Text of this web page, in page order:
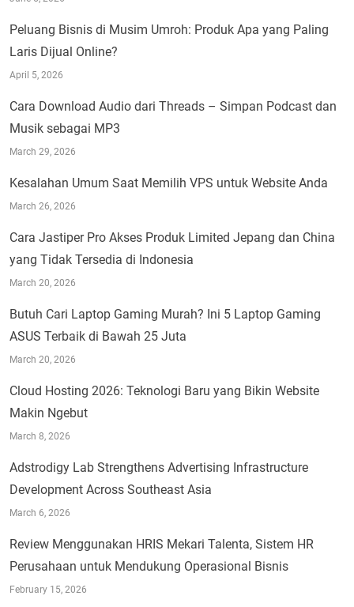
Peluang Bisnis di Musim Umroh: Produk Apa yang Paling
Laris Dijual Online?
April 5, 2026
Cara Download Audio dari Threads – Simpan Podcast dan
Musik sebagai MP3
March 29, 2026
Kesalahan Umum Saat Memilih VPS untuk Website Anda
March 26, 2026
Cara Jastiper Pro Akses Produk Limited Jepang dan China
yang Tidak Tersedia di Indonesia
March 20, 2026
Butuh Cari Laptop Gaming Murah? Ini 5 Laptop Gaming
ASUS Terbaik di Bawah 25 Juta
March 20, 2026
Cloud Hosting 2026: Teknologi Baru yang Bikin Website
Makin Ngebut
March 8, 2026
Adstrodigy Lab Strengthens Advertising Infrastructure
Development Across Southeast Asia
March 6, 2026
Review Menggunakan HRIS Mekari Talenta, Sistem HR
Perusahaan untuk Mendukung Operasional Bisnis
February 15, 2026